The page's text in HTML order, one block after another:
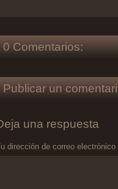
0 Comentarios:
Publicar un
una respuesta
dirección de correo